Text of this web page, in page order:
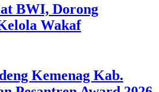
BWI, Dorong
Wakaf
Kemenag Kab.